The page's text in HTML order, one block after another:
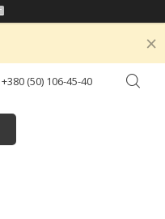
+380 (50) 106-45-40